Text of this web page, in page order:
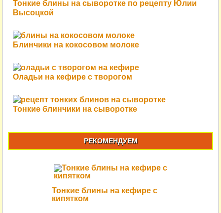
Тонкие блины на сыворотке по рецепту Юлии
Высоцкой
Блинчики на кокосовом молоке
Оладьи на кефире с творогом
Тонкие блинчики на сыворотке
РЕКОМЕНДУЕМ
Тонкие блины на кефире с
кипятком